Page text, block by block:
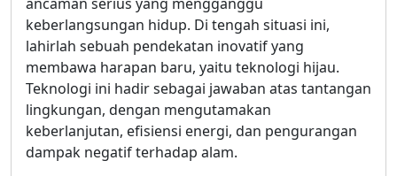
keberlangsungan hidup. Di tengah situasi ini,
lahirlah sebuah pendekatan inovatif yang
membawa harapan baru, yaitu teknologi hijau.
Teknologi ini hadir sebagai jawaban atas tantangan
lingkungan, dengan mengutamakan
keberlanjutan, efisiensi energi, dan pengurangan
dampak negatif terhadap alam.